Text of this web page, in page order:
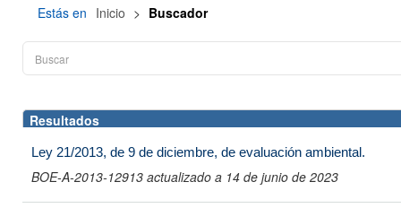
Estás en Inicio > Buscador
Resultados
Ley 21/2013, de 9 de diciembre, de evaluación ambiental.
BOE-A-2013-12913 actualizado a 14 de junio de 2023